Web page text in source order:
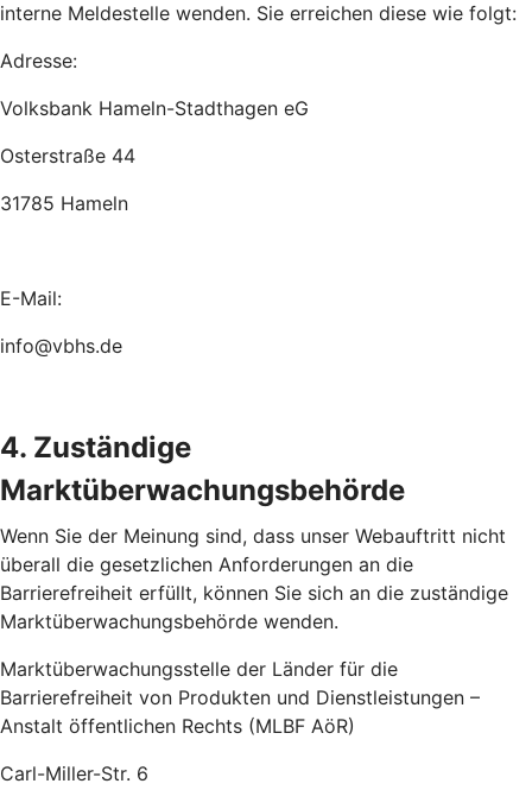
interne Meldestelle wenden. Sie erreichen diese wie folgt:
Adresse:
Volksbank Hameln-Stadthagen eG
Osterstraße 44
31785 Hameln
E-Mail:
info@vbhs.de
4. Zuständige
Marktüberwachungsbehörde
Wenn Sie der Meinung sind, dass unser Webauftritt nicht
überall die gesetzlichen Anforderungen an die
Barrierefreiheit erfüllt, können Sie sich an die zuständige
Marktüberwachungsbehörde wenden.
Marktüberwachungsstelle der Länder für die
Barrierefreiheit von Produkten und Dienstleistungen –
Anstalt öffentlichen Rechts (MLBF AöR)
Carl-Miller-Str. 6